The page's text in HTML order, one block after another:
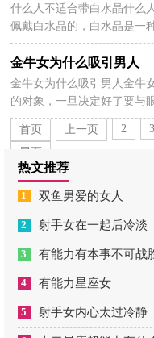
什么人不适合带白水晶什么
佩戴白水晶的，白水晶是一
不是所有的人都适合佩戴，
金牛女为什么吸引男人
金牛女为什么吸引男人金牛
的对象，一旦决定好了要与
的精明能干，而且金牛女性
首页
上一页 2 3
尾页
热文推荐
1 双鱼男爱的女人
2 射手女在一起后冷淡
3 有能力有本事不可战
4 有能力星座女
5 射手女内心太过冷静